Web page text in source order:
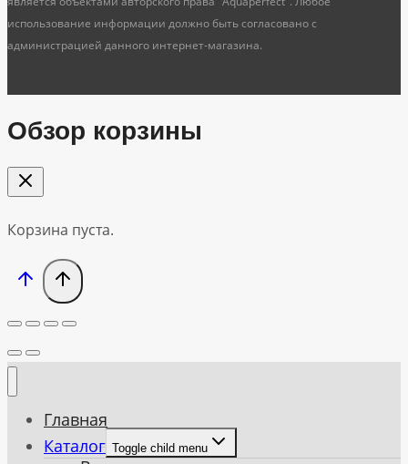
использование информации должно быть согласовано с
администрацией данного интернет-магазина.
Обзор корзины
Корзина пуста.
Главная
Каталог Toggle child menu